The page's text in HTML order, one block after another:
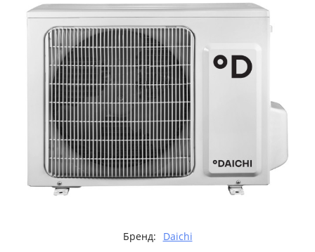
Бренд: Daichi